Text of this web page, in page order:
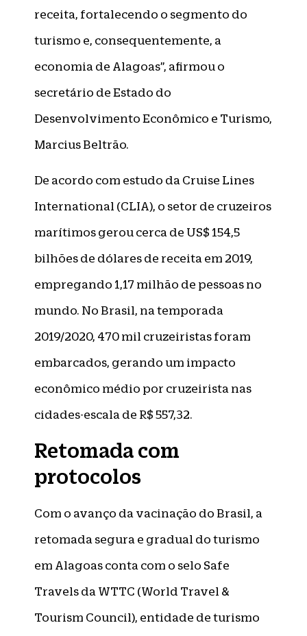
receita, fortalecendo o segmento do
turismo e, consequentemente, a
economia de Alagoas”, afirmou o
secretário de Estado do
Desenvolvimento Econômico e Turismo,
Marcius Beltrão.
De acordo com estudo da Cruise Lines
International (CLIA), o setor de cruzeiros
marítimos gerou cerca de US$ 154,5
bilhões de dólares de receita em 2019,
empregando 1,17 milhão de pessoas no
mundo. No Brasil, na temporada
2019/2020, 470 mil cruzeiristas foram
embarcados, gerando um impacto
econômico médio por cruzeirista nas
cidades-escala de R$ 557,32.
Retomada com
protocolos
Com o avanço da vacinação do Brasil, a
retomada segura e gradual do turismo
em Alagoas conta com o selo Safe
Travels da WTTC (World Travel &
Tourism Council), entidade de turismo